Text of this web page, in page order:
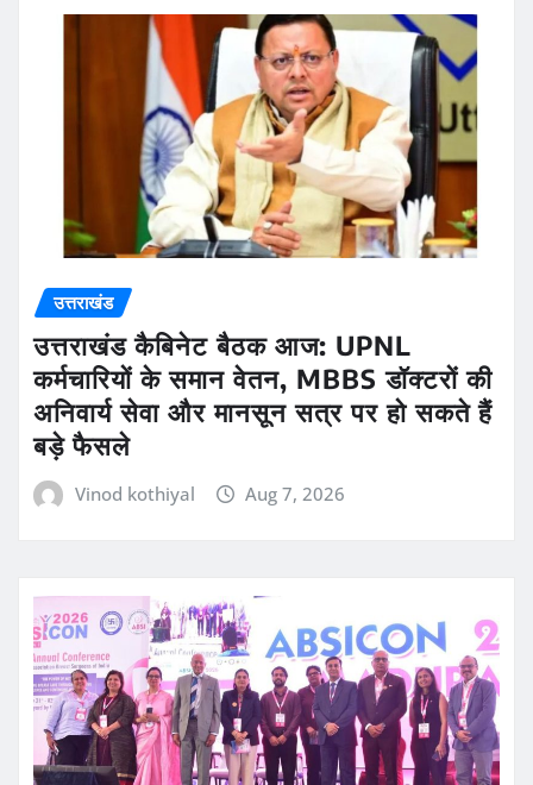
उत्तराखंड
उत्तराखंड कैबिनेट बैठक आज: UPNL
कर्मचारियों के समान वेतन, MBBS डॉक्टरों की
अनिवार्य सेवा और मानसून सत्र पर हो सकते हैं
बड़े फैसले
Vinod kothiyal Aug 7, 2026